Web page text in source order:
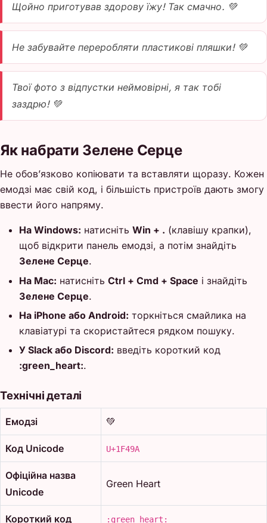
Щойно приготував здорову їжу! Так смачно. 💚
Не забувайте переробляти пластикові пляшки! 💚
Твої фото з відпустки неймовірні, я так тобі
заздрю! 💚
Як набрати Зелене Серце
Не обов’язково копіювати та вставляти щоразу. Кожен
емодзі має свій код, і більшість пристроїв дають змогу
ввести його напряму.
На Windows: натисніть Win + . (клавішу крапки),
щоб відкрити панель емодзі, а потім знайдіть
Зелене Серце.
На Mac: натисніть Ctrl + Cmd + Space і знайдіть
Зелене Серце.
На iPhone або Android: торкніться смайлика на
клавіатурі та скористайтеся рядком пошуку.
У Slack або Discord: введіть короткий код
:green_heart:.
Технічні деталі
Емодзі 💚
Код Unicode U+1F49A
Офіційна назва
Unicode
Green Heart
Короткий код :green_heart: